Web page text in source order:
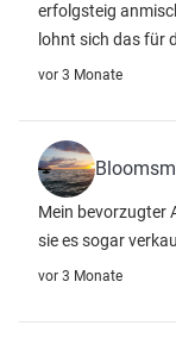
erfolgsteig
lohnt sich das für
vor 3 Monate
Mein bevorzugter
sie es sogar
vor 3 Monate